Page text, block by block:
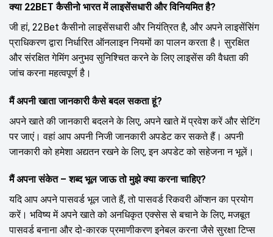
क्या 22BET कैसीनो भारत में लाइसेंसधारी और विनियमित है?
जी हां, 22Bet कैसीनो लाइसेंसधारी और नियंत्रित है, और अपने लाइसेंसिंग
प्राधिकरण द्वारा निर्धारित ऑनलाइन नियमों का पालन करता है। सुरक्षित
और संरक्षित गेमिंग अनुभव सुनिश्चित करने के लिए लाइसेंस की वैधता की
जांच करना महत्वपूर्ण है।
मैं अपनी खाता जानकारी कैसे बदल सकता हूं?
अपने खाते की जानकारी बदलने के लिए, अपने खाते में प्रवेश करें और सेटिंग
पर जाएं। वहां आप अपनी निजी जानकारी अपडेट कर सकते हैं। अपनी
जानकारी को हमेशा अद्यतन रखने के लिए, इन अपडेट को सहेजना न भूलें।
मैं अपना संकेत – शब्द भूल जाऊ तो मुझे क्या करना चाहिए?
यदि आप अपने पासवर्ड भूल जाते हैं, तो पासवर्ड रिकवरी ऑप्शन का प्रयोग
करें। भविष्य में अपने खाते को अनधिकृत एक्सेस से बचाने के लिए, मजबूत
पासवर्ड बनाना और दो-कारक प्रमाणीकरण इनेबल करना जैसे सुरक्षा टिप्स